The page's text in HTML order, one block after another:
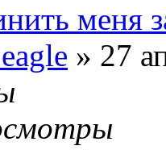
меня
» 27